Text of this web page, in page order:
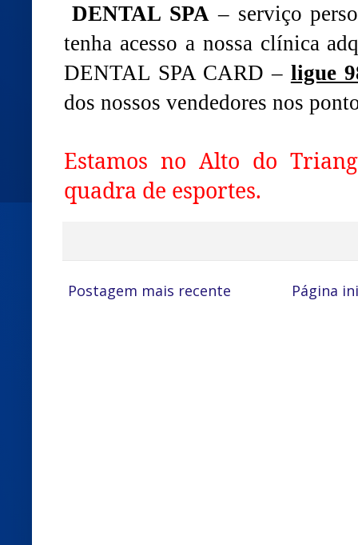
DENTAL SPA – serviço
tenha acesso a nossa clínica
DENTAL SPA CARD – ligue
dos nossos vendedores nos
Estamos no Alto do
quadra de esportes.
Postagem mais recente Página